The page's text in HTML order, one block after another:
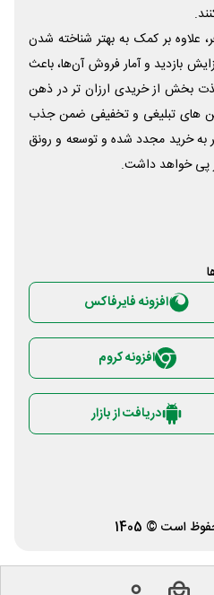
علاوه بر کمک به بهتر شناخته شدن
بازدید و آمار فروش آن‌ها، باعث
بخش از خریدی ارزان تر در ذهن
های تبلیغی و تخفیفی ضمن جذب
به خرید مجدد شده و توسعه و رونق
پی خواهد داشت.
افزونه فایرفاکس
افزونه کروم
دریافت از بازار
است © 1405